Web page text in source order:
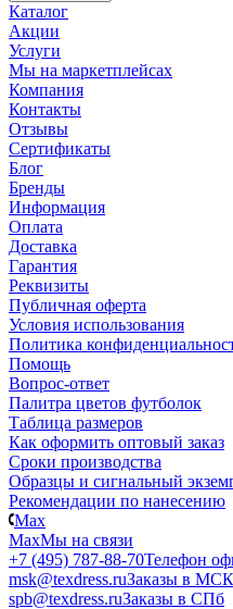
Каталог
Акции
Услуги
Мы на маркетплейсах
Компания
Контакты
Отзывы
Сертификаты
Блог
Бренды
Информация
Оплата
Доставка
Гарантия
Реквизиты
Публичная оферта
Условия использования
Политика
Помощь
Вопрос-ответ
Палитра цветов футболок
Таблица размеров
Как оформить оптовый заказ
Сроки производства
Образцы и сигнальный
Рекомендации по нанесению
Max
MaxМы на связи
+7 (495) 787-88-70Телефон
msk@texdress.ruЗаказы в МСК
spb@texdress.ruЗаказы в СПб